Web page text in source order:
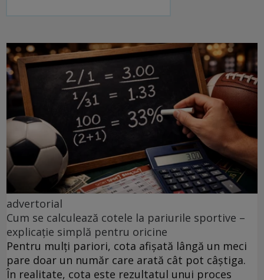
advertorial
Cum se calculează cotele la pariurile sportive –
explicație simplă pentru oricine
Pentru mulți pariori, cota afișată lângă un meci
pare doar un număr care arată cât pot câștiga.
În realitate, cota este rezultatul unui proces